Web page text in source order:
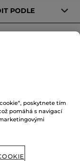
PODLE
poskytnete tím
pomáhá s navigací